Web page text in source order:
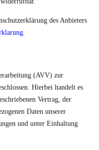
des Anbieters
(AVV) zur
Hierbei handelt es
Vertrag, der
Daten unserer
und unter Einhaltung